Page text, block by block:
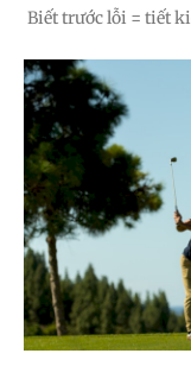
Biết trước lỗi = tiết